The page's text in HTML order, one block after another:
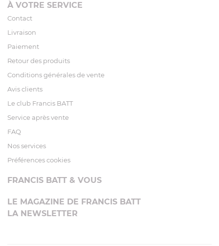
À VOTRE SERVICE
Contact
Livraison
Paiement
Retour des produits
Conditions générales de vente
Avis clients
Le club Francis BATT
Service après vente
FAQ
Nos services
Préférences cookies
FRANCIS BATT & VOUS
LE MAGAZINE DE FRANCIS BATT
LA NEWSLETTER